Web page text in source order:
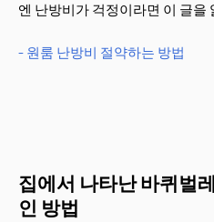
엔 난방비가 걱정이라면 이 글을
- 원룸 난방비 절약하는 방법
집에서 나타난 바퀴벌
인 방법